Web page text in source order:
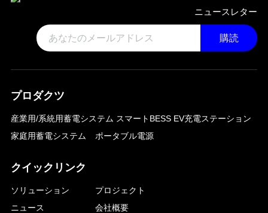
ニュースレター
購読
プロダクツ
産業用/系統用蓄電システム スマートBESS EV充電ステーション
家庭用蓄電システム
ポータブル電源
クイックリンク
ソリューション
プロジェクト
ニュース
会社概要